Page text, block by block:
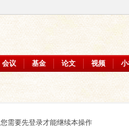
会议 基金 论文 视频
您需要先登录才能继续本操作